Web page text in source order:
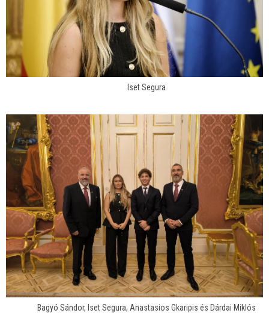
Iset Segura
Bagyó Sándor, Iset Segura, Anastasios Gkaripis és Dárdai Miklós